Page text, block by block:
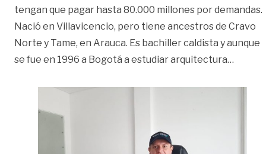
tengan que pagar hasta 80.000 millones por demandas.
Nació en Villavicencio, pero tiene ancestros de Cravo
Norte y Tame, en Arauca. Es bachiller caldista y aunque
se fue en 1996 a Bogotá a estudiar arquitectura…